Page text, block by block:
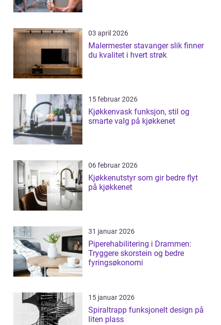
03 april 2026
Malermester stavanger slik finner
du kvalitet i hvert strøk
15 februar 2026
Kjøkkenvask funksjon, stil og
smarte valg på kjøkkenet
06 februar 2026
Kjøkkenutstyr som gir bedre flyt
på kjøkkenet
31 januar 2026
Piperehabilitering i Drammen:
Tryggere skorstein og bedre
fyringsøkonomi
15 januar 2026
Spiraltrapp funksjonelt design på
liten plass